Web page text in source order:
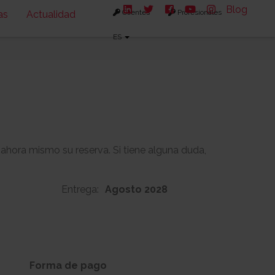
Actualidad Clientes Profesionales
ES
Blog
mismo su reserva. Si tiene alguna duda,
Entrega: Agosto 2028
111m2
Forma de pago